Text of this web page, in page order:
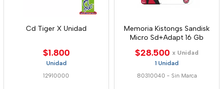
Cd Tiger X Unidad
$1.800
Unidad
12910000
Memoria Kistongs Sandisk
Micro Sd+Adapt 16 Gb
$28.500 x Unidad
1 Unidad
80310040 - Sin Marca